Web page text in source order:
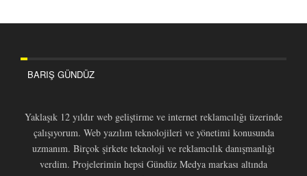
BARIŞ GÜNDÜZ
Yaklaşık 12 yıldır web geliştirme ve internet reklamcılığı üzerinde
çalışıyorum. Web yazılım teknolojileri ve yönetimi konusunda
uzmanım. Birçok şirkete teknoloji ve reklamcılık danışmanlığı
verdim. Projelerimin hepsi Gündüz Medya markası altında